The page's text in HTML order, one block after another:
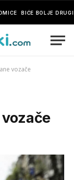
BIĆE BOLJE
vozače